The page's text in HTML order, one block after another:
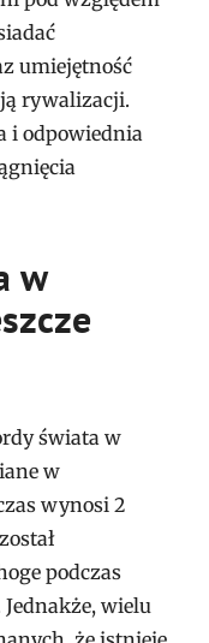
umiejętność
rywalizacji.
i odpowiednia
w
świata w
w
wynosi 2
podczas
Jednakże, wielu